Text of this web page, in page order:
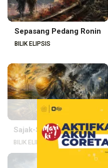
Sepasang Pedang Ronin
BILIK ELIPSIS
Sajak-Sajak Rungo Ashta
BILIK ELIPSIS